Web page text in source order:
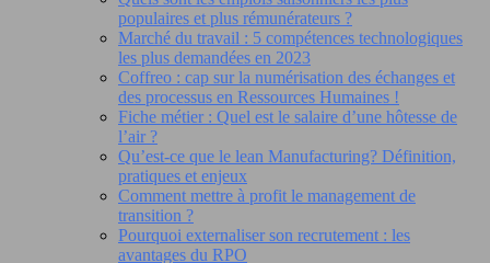
populaires et plus rémunérateurs ?
Marché du travail : 5 compétences technologiques
les plus demandées en 2023
Coffreo : cap sur la numérisation des échanges et
des processus en Ressources Humaines !
Fiche métier : Quel est le salaire d’une hôtesse de
l’air ?
Qu’est-ce que le lean Manufacturing? Définition,
pratiques et enjeux
Comment mettre à profit le management de
transition ?
Pourquoi externaliser son recrutement : les
avantages du RPO